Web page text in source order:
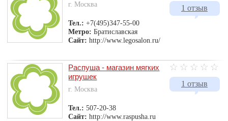
1 отзыв
г. Москва
Тел.:+7(495)347-55-00
Метро:Братиславская
Сайт: http://www.legosalon.ru/
1 отзыв
Распуша - магазин мягких
игрушек
г. Москва
Тел.:507-20-38
Сайт: http://www.raspusha.ru